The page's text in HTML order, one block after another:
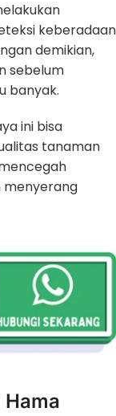
keberadaan
demikian,
sebelum
banyak.
ini bisa
tanaman
menyerang